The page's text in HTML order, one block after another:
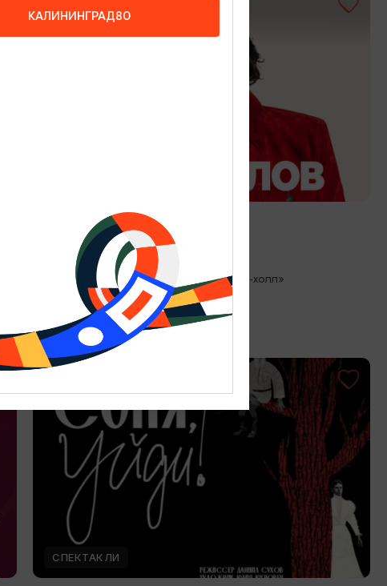
Стас Михайлов
27.08.2026 19:00
Светлогорск, Театр эстрады «Янтарь-холл»
СПЕКТАКЛИ
КАЛИНИНГРАД80